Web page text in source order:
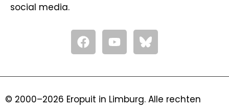
social media.
F
a
c
e
o
Y
o
u
t
b
© 2000–2026 Eropuit in Limburg. Alle rechten